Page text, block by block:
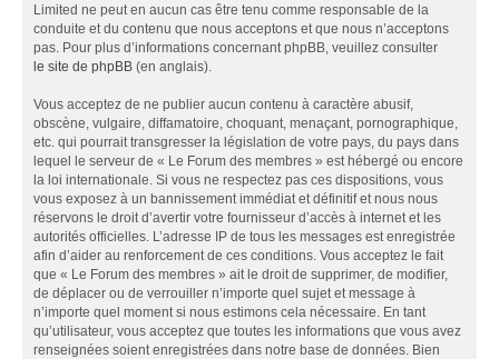
Limited ne peut en aucun cas être tenu comme responsable de la
conduite et du contenu que nous acceptons et que nous n’acceptons
pas. Pour plus d’informations concernant phpBB, veuillez consulter
le site de phpBB (en anglais).
Vous acceptez de ne publier aucun contenu à caractère abusif,
obscène, vulgaire, diffamatoire, choquant, menaçant, pornographique,
etc. qui pourrait transgresser la législation de votre pays, du pays dans
lequel le serveur de « Le Forum des membres » est hébergé ou encore
la loi internationale. Si vous ne respectez pas ces dispositions, vous
vous exposez à un bannissement immédiat et définitif et nous nous
réservons le droit d’avertir votre fournisseur d’accès à internet et les
autorités officielles. L’adresse IP de tous les messages est enregistrée
afin d’aider au renforcement de ces conditions. Vous acceptez le fait
que « Le Forum des membres » ait le droit de supprimer, de modifier,
de déplacer ou de verrouiller n’importe quel sujet et message à
n’importe quel moment si nous estimons cela nécessaire. En tant
qu’utilisateur, vous acceptez que toutes les informations que vous avez
renseignées soient enregistrées dans notre base de données. Bien